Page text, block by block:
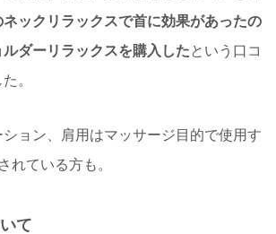
ネックリラックスで首に効果があったの
ダーリラックスを購入したという口コ
。
ョン、肩用はマッサージ目的で使用す
れている方も。
て